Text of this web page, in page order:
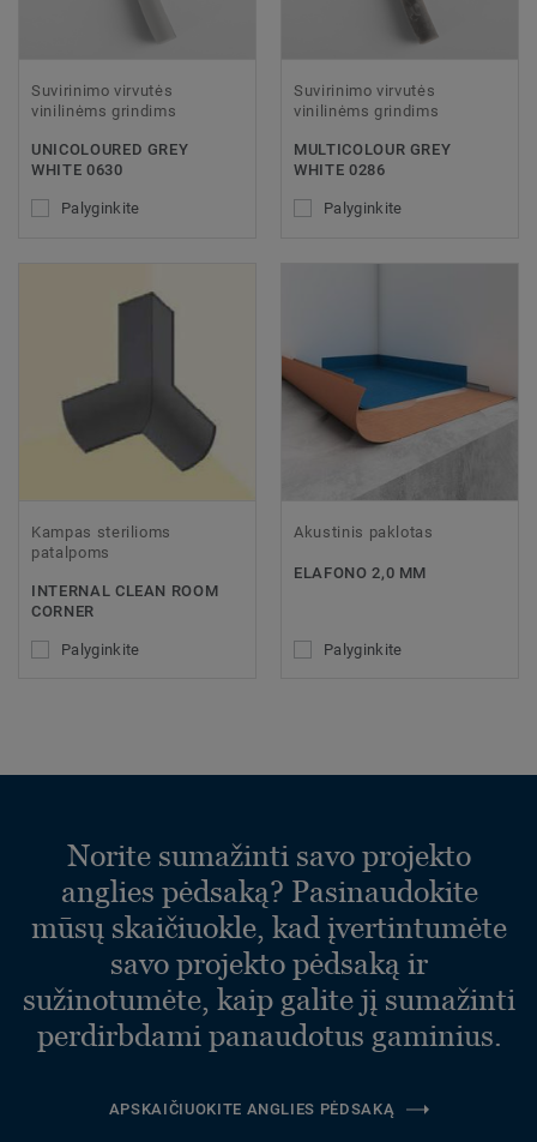
Suvirinimo virvutės
vinilinėms grindims
UNICOLOURED GREY
WHITE 0630
Palyginkite
Suvirinimo virvutės
vinilinėms grindims
MULTICOLOUR GREY
WHITE 0286
Palyginkite
Kampas sterilioms
patalpoms
INTERNAL CLEAN ROOM
CORNER
Palyginkite
Akustinis paklotas
ELAFONO 2,0 MM
Palyginkite
Norite sumažinti savo projekto
anglies pėdsaką? Pasinaudokite
mūsų skaičiuokle, kad įvertintumėte
savo projekto pėdsaką ir
sužinotumėte, kaip galite jį sumažinti
perdirbdami panaudotus gaminius.
APSKAIČIUOKITE ANGLIES PĖDSAKĄ